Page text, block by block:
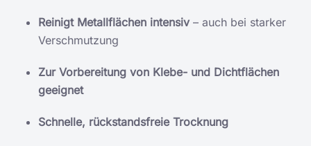
Reinigt Metallflächen intensiv – auch bei starker
Verschmutzung
Zur Vorbereitung von Klebe- und Dichtflächen
geeignet
Schnelle, rückstandsfreie Trocknung